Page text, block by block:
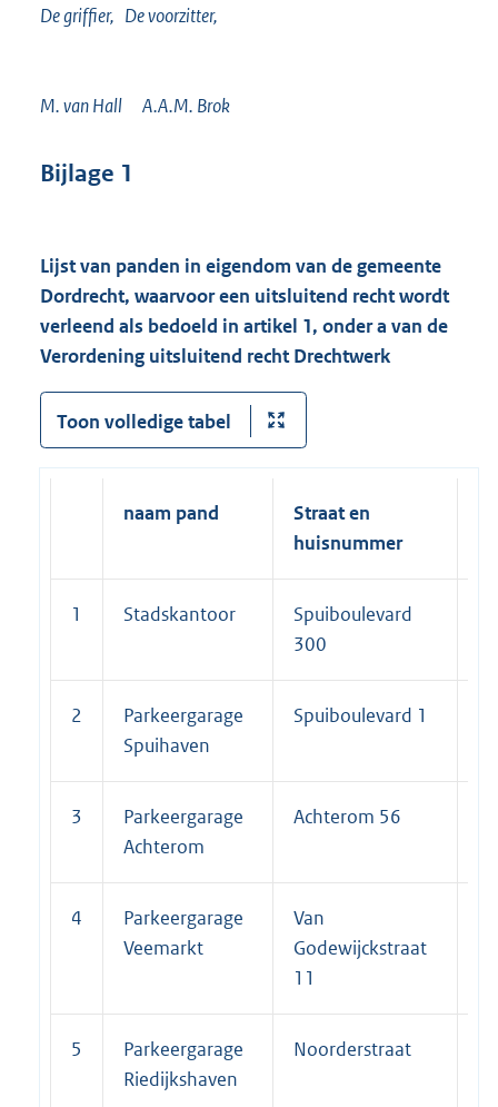
De griffier, De voorzitter,
M. van Hall A.A.M. Brok
Bijlage 1
Lijst van panden in eigendom van de gemeente
Dordrecht, waarvoor een uitsluitend recht wordt
verleend als bedoeld in artikel 1, onder a van de
Verordening uitsluitend recht Drechtwerk
Toon volledige tabel
naam pand
Straat en
huisnummer
1 Stadskantoor
Spuiboulevard
300
2
Parkeergarage
Spuihaven
Spuiboulevard 1
3
Parkeergarage
Achterom
Achterom 56
4
Parkeergarage
Veemarkt
Van
Godewijckstraat
11
5
Parkeergarage
Riedijkshaven
Noorderstraat